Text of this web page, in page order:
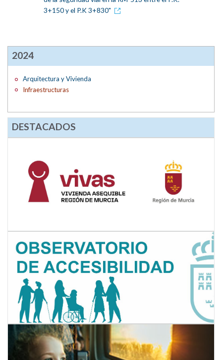
3+150 y el P.K 3+830"
2024
Arquitectura y Vivienda
Infraestructuras
DESTACADOS